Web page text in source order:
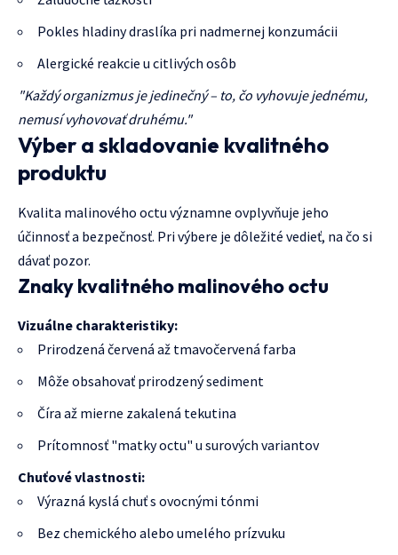
Pokles hladiny draslíka pri nadmernej konzumácii
Alergické reakcie u citlivých osôb
"Každý organizmus je jedinečný – to, čo vyhovuje jednému,
nemusí vyhovovať druhému."
Výber a skladovanie kvalitného
produktu
Kvalita malinového octu významne ovplyvňuje jeho
účinnosť a bezpečnosť. Pri výbere je dôležité vedieť, na čo si
dávať pozor.
Znaky kvalitného malinového octu
Vizuálne charakteristiky:
Prirodzená červená až tmavočervená farba
Môže obsahovať prirodzený sediment
Číra až mierne zakalená tekutina
Prítomnosť "matky octu" u surových variantov
Chuťové vlastnosti:
Výrazná kyslá chuť s ovocnými tónmi
Bez chemického alebo umelého prízvuku